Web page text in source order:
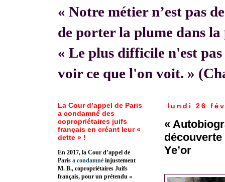
« Notre métier n’est pas
de porter la plume dans
« Le plus difficile n'est
voir ce que l'on voit. »
lundi 26
«
Ye’or
La Cour d’appel de Paris
a condamné des
copropriétaires juifs
français en créant leur «
dette » !
En 2017, la Cour d’appel de
Paris a condamné injustement
M. B., copropriétaires Juifs
français, pour un prétendu «